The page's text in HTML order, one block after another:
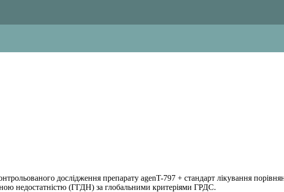
дослідження препарату agenT-797 + стандарт лікування
недостатністю (ГГДН) за глобальними критеріями ГРДС.